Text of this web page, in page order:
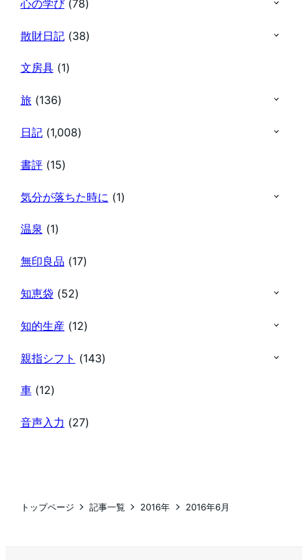
心の学び(78)
散財日記(38)
文房具(1)
旅 (136)
日記(1,008)
書評(15)
気分が落ちた時に (1)
温泉 (1)
無印良品 (17)
知恵袋 (52)
知的生産(12)
親指シフト (143)
車(12)
音声入力 (27)
トップページ 記事一覧 2016年 2016年6月